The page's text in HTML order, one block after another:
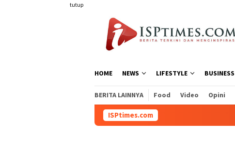
tutup
HOME NEWS LIFESTYLE BUSINESS
BERITA LAINNYA Food Video Opini
ISPtimes.com